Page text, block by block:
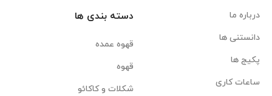
درباره ما
دانستنی ها
پکیج ها
ساعات کاری
دسته بندی ها
قهوه عمده
قهوه
شکلات و کاکائو